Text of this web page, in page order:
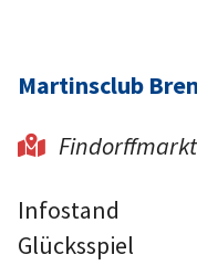
Martinsclub
 Findorffmarkt
Infostand
Glücksspiel